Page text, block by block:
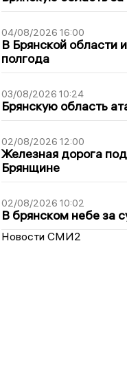
04/08/2026 16:00
В Брянской области
полгода
03/08/2026 10:24
Брянскую область
02/08/2026 12:00
Железная дорога
Брянщине
02/08/2026 10:02
В брянском небе за
Новости СМИ2